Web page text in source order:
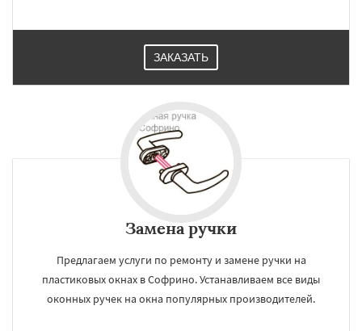
ЗАКАЗАТЬ
Замена ручки
Предлагаем услуги по ремонту и замене ручки на
пластиковых окнах в Софрино. Устанавливаем все виды
оконных ручек на окна популярных производителей.